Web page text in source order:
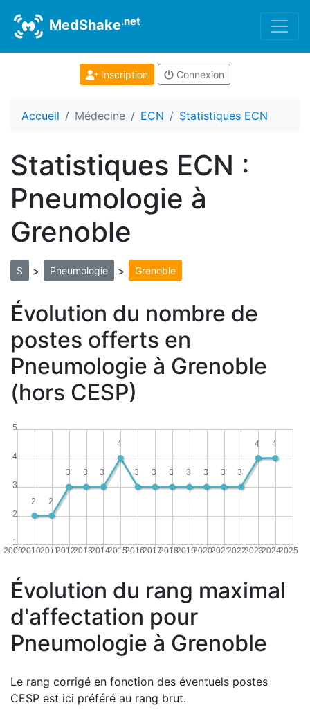
MedShake.net
Inscription Connexion
Accueil Médecine ECN Statistiques ECN
Statistiques ECN :
Pneumologie à
Grenoble
S > Pneumologie > Grenoble
Évolution du nombre de
postes offerts en
Pneumologie à Grenoble
(hors CESP)
20092010201120122013201420152016201720182019202020212022202320242025
1
2
3
4
5
4
4
3
3
3
3
3
3
3
4
3
3
3
2
2
Évolution du rang maximal
d'affectation pour
Pneumologie à Grenoble
Le rang corrigé en fonction des éventuels postes
CESP est ici préféré au rang brut.